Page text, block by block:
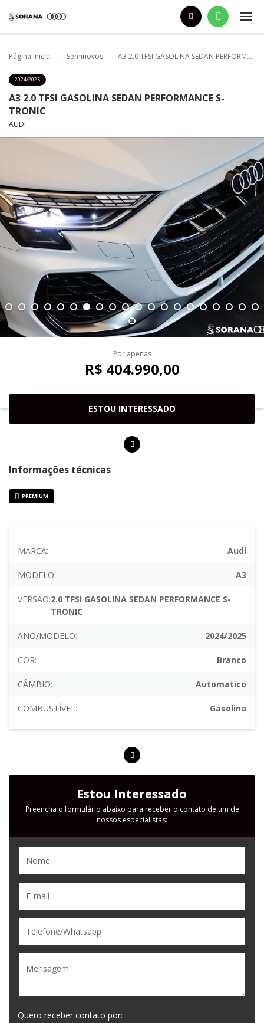
Página Inicial Seminovos A3 2.0 TFSI GASOLINA SEDAN PERFORMANCE S-TRONIC
2024/2025
A3 2.0 TFSI GASOLINA SEDAN PERFORMANCE S-
TRONIC
AUDI
Por apenas
R$ 404.990,00
ESTOU INTERESSADO
Informações técnicas
PREMIUM
MARCA: Audi
MODELO: A3
VERSÃO:2.0 TFSI GASOLINA SEDAN PERFORMANCE S-
TRONIC
ANO/MODELO: 2024/2025
COR: Branco
CÂMBIO: Automatico
COMBUSTÍVEL: Gasolina
Estou Interessado
Preencha o formulário abaixo para receber o contato de um de
nossos especialistas:
Quero receber contato por: